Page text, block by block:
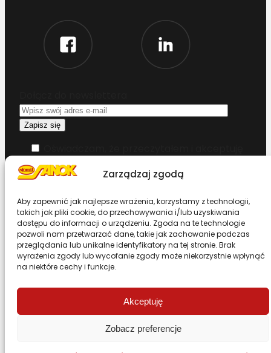
Zarządzaj zgodą
Aby zapewnić jak najlepsze wrażenia, korzystamy z technologii,
takich jak pliki cookie, do przechowywania i/lub uzyskiwania
dostępu do informacji o urządzeniu. Zgoda na te technologie
pozwoli nam przetwarzać dane, takie jak zachowanie podczas
przeglądania lub unikalne identyfikatory na tej stronie. Brak
wyrażenia zgody lub wycofanie zgody może niekorzystnie wpłynąć
na niektóre cechy i funkcje.
Akceptuję
Zobacz preferencje
warunki korzystania z serwisu
Design & Code by Foxstudio.eu
Przewiń stronę do góry